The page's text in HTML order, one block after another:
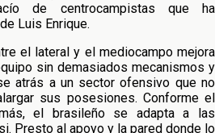
de centrocampistas que ha
Luis Enrique.
el lateral y el mediocampo mejora
sin demasiados mecanismos y
atrás a un sector ofensivo que no
sus posesiones. Conforme el
el brasileño se adapta a las
Presto al apoyo y la pared donde lo